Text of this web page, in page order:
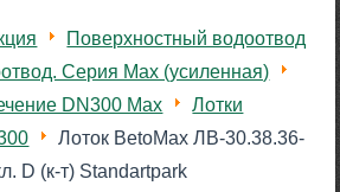
Поверхностный водоотвод
Серия Max (усиленная)
DN300 Max
Лотки
Лоток BetoMax ЛВ-30.38.36-
D (к-т) Standartpark